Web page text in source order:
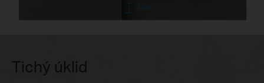
2 cm
Tichý úklid